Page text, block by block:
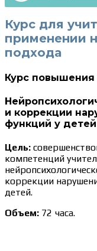
Курс для
применении
подхода
Курс повышения
и коррекции
функций у детей
Цель:
компетенций
коррекции
детей.
Объем: 72 часа.